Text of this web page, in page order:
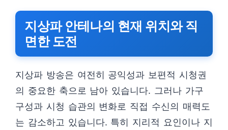
지상파 안테나의 현재 위치와 직
면한 도전
지상파 방송은 여전히 공익성과 보편적 시청권
의 중요한 축으로 남아 있습니다. 그러나 가구
구성과 시청 습관의 변화로 직접 수신의 매력도
는 감소하고 있습니다. 특히 지리적 요인이나 지